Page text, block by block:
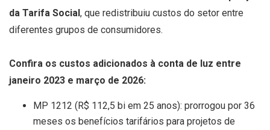
da Tarifa Social, que redistribuiu custos do setor entre
diferentes grupos de consumidores.
Confira os custos adicionados à conta de luz entre
janeiro 2023 e março de 2026:
MP 1212 (R$ 112,5 bi em 25 anos): prorrogou por 36
meses os benefícios tarifários para projetos de